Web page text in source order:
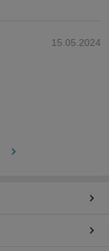
15.05.2024